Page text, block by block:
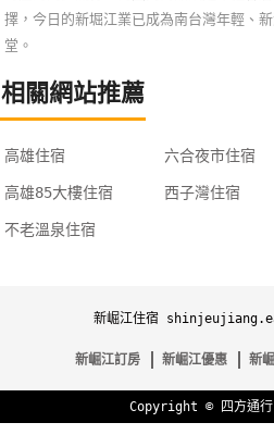
擇，今日的新堀江業已成為南台灣年輕、
堂。
相關網站推薦
高雄住宿 六合夜市住宿
高雄85大樓住宿 西子灣住宿
不老溫泉住宿
新崛江住宿
新崛江訂房 新崛江優惠 新
Copyright © 四方通行